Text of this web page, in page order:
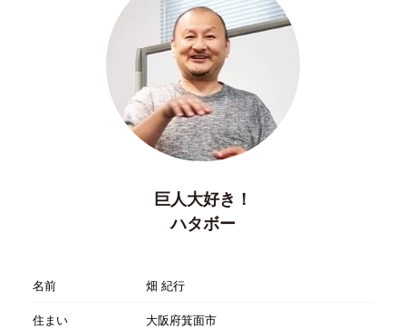
巨人大好き！
ハタボー
名前
畑 紀行
住まい
大阪府箕面市